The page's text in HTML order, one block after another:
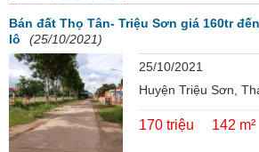
Bán đất Thọ Tân- Triệu Sơn giá 160tr
lô
(25/10/2021)
25/10/2021
Huyện Triệu Sơn,
170 triệu 142 m²